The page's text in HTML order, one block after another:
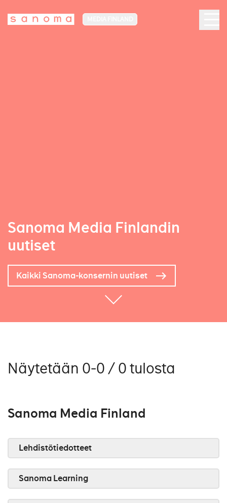
Sanoma Media Finlandin
uutiset
Kaikki Sanoma-konsernin uutiset
Näytetään 0-0 / 0 tulosta
Sanoma Media Finland
Lehdistötiedotteet
Sanoma Learning